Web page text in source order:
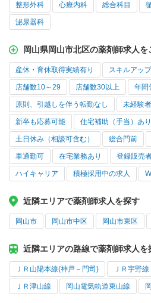
整形外科 心療内科 総合科目
泌尿器科
岡山県岡山市北区の薬剤師求人
産休・育休取得実績有り スキルアップ
店舗数10～29 店舗数30以上 年間
原則、引越しを伴う転勤なし 未経験
新卒も応募可能 住宅補助（手当）あり
土日休み（相談可含む） 総合門前
車通勤可 在宅業務あり 登録販売
ハイキャリア 積極採用中の求人
近隣エリアで薬剤師求人を探す
岡山市 岡山市中区 岡山市東区
近隣エリアの路線で薬剤師求人を
ＪＲ山陽本線(神戸－門司) ＪＲ宇野線
ＪＲ津山線 岡山電気軌道東山線